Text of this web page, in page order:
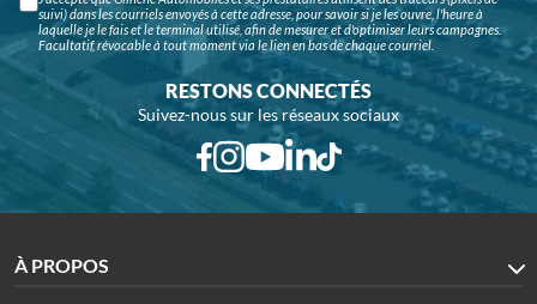
suivi) dans les courriels envoyés à cette adresse, pour savoir si je les ouvre, l'heure à
laquelle je le fais et le terminal utilisé, afin de mesurer et d'optimiser leurs campagnes.
Facultatif, révocable à tout moment via le lien en bas de chaque courriel.
RESTONS CONNECTÉS
Suivez-nous sur les réseaux sociaux
À PROPOS